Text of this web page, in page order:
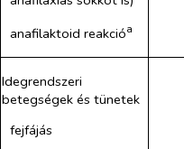
anafilaktoid reakcióa
Idegrendszeri
betegségek és tünetek
fejfájás